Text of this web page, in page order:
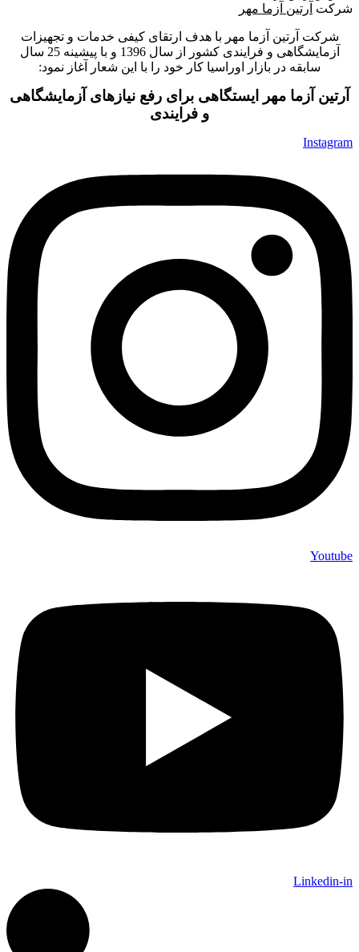
شرکت آرتین آزما مهر
شرکت آرتین آزما مهر با هدف ارتقای کیفی خدمات و تجهیزات
آزمایشگاهی و فرایندی کشور از سال 1396 و با پیشینه 25 سال
سابقه در بازار اوراسیا کار خود را با این شعار آغاز نمود:
آرتین آزما مهر ایستگاهی برای رفع نیازهای آزمایشگاهی
و فرایندی
Instagram
Youtube
Linkedin-in